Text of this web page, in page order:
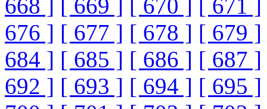
668 ] [ 669 ] [ 670 ] [ 671 ]
676 ] [ 677 ] [ 678 ] [ 679 ]
684 ] [ 685 ] [ 686 ] [ 687 ]
692 ] [ 693 ] [ 694 ] [ 695 ]